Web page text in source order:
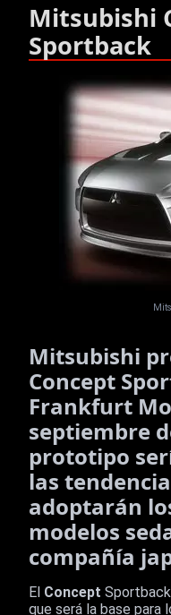
Mitsubishi
Sportback
Mitsubishi
Concept
Frankfurt
septiembre
prototipo
las
adoptarán
modelos
compañía
El Concept
que será la base para